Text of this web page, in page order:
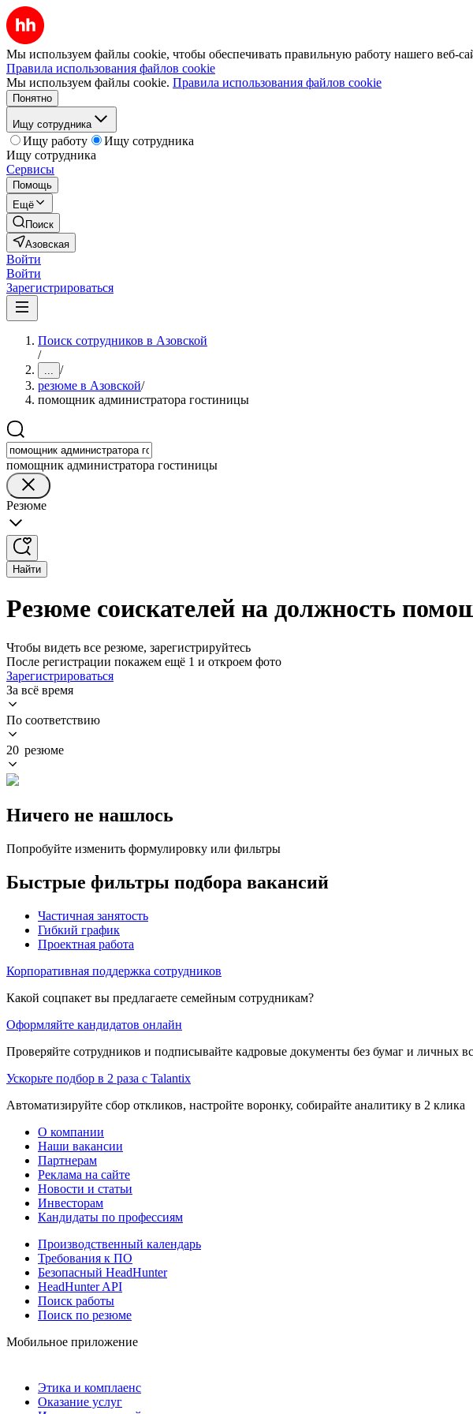
Мы используем файлы cookie, чтобы обеспечивать правильную работу нашего веб-
Правила использования файлов cookie
Мы используем файлы cookie. Правила использования файлов cookie
Понятно
Ищу сотрудника
Ищу работу
Ищу сотрудника
Ищу сотрудника
Сервисы
Помощь
Ещё
Поиск
Азовская
Войти
Войти
Зарегистрироваться
Поиск сотрудников в Азовской
/
... /
резюме в Азовской/
помощник администратора гостиницы
помощник администратора гостиницы
Резюме
Найти
Резюме соискателей на должность
Чтобы видеть все резюме, зарегистрируйтесь
После регистрации покажем ещё 1 и откроем фото
Зарегистрироваться
За всё время
По соответствию
20 резюме
Ничего не нашлось
Попробуйте изменить формулировку или фильтры
Быстрые фильтры подбора вакансий
Частичная занятость
Гибкий график
Проектная работа
Корпоративная поддержка сотрудников
Какой соцпакет вы предлагаете семейным сотрудникам?
Оформляйте кандидатов онлайн
Проверяйте сотрудников и подписывайте кадровые документы без бумаг и личных
Ускорьте подбор в 2 раза с Talantix
Автоматизируйте сбор откликов, настройте воронку, собирайте аналитику в 2 клика
О компании
Наши вакансии
Партнерам
Реклама на сайте
Новости и статьи
Инвесторам
Кандидаты по профессиям
Производственный календарь
Требования к ПО
Безопасный HeadHunter
HeadHunter API
Поиск работы
Поиск по резюме
Мобильное приложение
Этика и комплаенс
Оказание услуг